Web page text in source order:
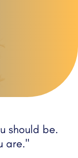
should be.
are."